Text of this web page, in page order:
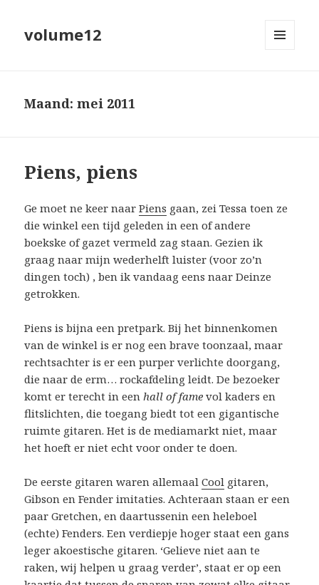
volume12
Maand:mei 2011
Piens, piens
Ge moet ne keer naarPiens gaan, zei Tessa toen ze
die winkel een tijd geleden in een of andere
boekske of gazet vermeld zag staan. Gezien ik
graag naar mijn wederhelft luister (voor zo’n
dingen toch) , ben ik vandaag eens naar Deinze
getrokken.
Piens is bijna een pretpark. Bij het binnenkomen
van de winkel is er nog een brave toonzaal, maar
rechtsachter is er een purper verlichte doorgang,
die naar de erm… rockafdeling leidt. De bezoeker
komt er terecht in eenhall of fame vol kaders en
flitslichten, die toegang biedt tot een gigantische
ruimte gitaren. Het is de mediamarkt niet, maar
het hoeft er niet echt voor onder te doen.
De eerste gitaren waren allemaalCool gitaren,
Gibson en Fender imitaties. Achteraan staan er een
paar Gretchen, en daartussenin een heleboel
(echte) Fenders. Een verdiepje hoger staat een gans
leger akoestische gitaren. ‘Gelieve niet aan te
raken, wij helpen u graag verder’, staat er op een